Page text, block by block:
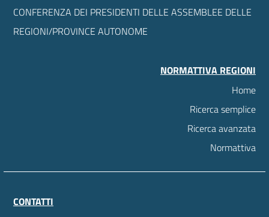
CONFERENZA DEI PRESIDENTI DELLE ASSEMBLEE DELLE
REGIONI/PROVINCE AUTONOME
NORMATTIVA REGIONI
Home
Ricerca semplice
Ricerca avanzata
Normattiva
CONTATTI